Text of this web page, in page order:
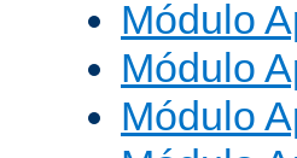
Módulo
Módulo
Módulo